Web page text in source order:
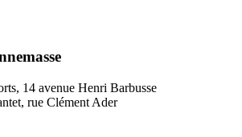
14 avenue Henri Barbusse
rue Clément Ader